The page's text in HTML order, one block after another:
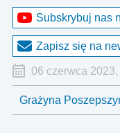
Subskrybuj nas
Zapisz się na
06 czerwca 2023,
Grażyna